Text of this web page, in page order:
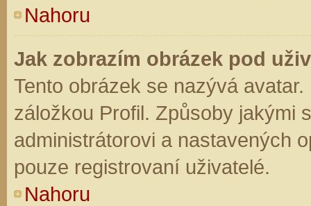
Nahoru
Jak zobrazím obrázek pod
Tento obrázek se nazývá
záložkou Profil. Způsoby jakými
administrátorovi a nastavených
pouze registrovaní uživatelé.
Nahoru